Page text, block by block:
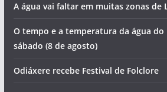
A água vai faltar em muitas zonas de
O tempo e a temperatura da água do
sábado (8 de agosto)
Odiáxere recebe Festival de Folclore